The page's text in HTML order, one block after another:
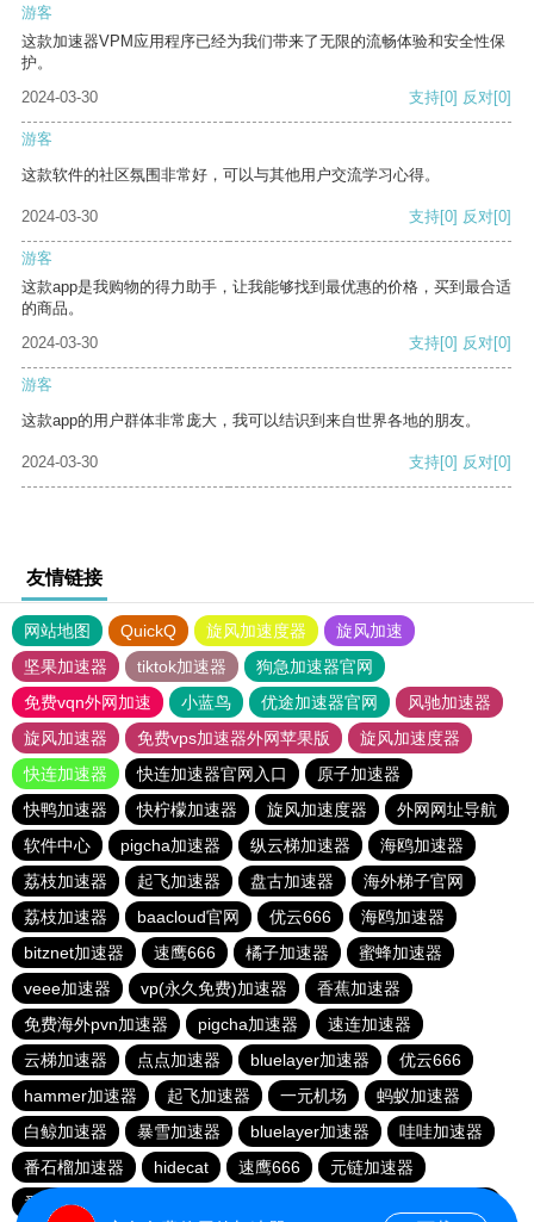
游客
这款加速器VPM应用程序已经为我们带来了无限的流畅体验和安全性保
护。
2024-03-30
支持[0] 反对[0]
游客
这款软件的社区氛围非常好，可以与其他用户交流学习心得。
2024-03-30 支持[0] 反对[0]
游客
这款app是我购物的得力助手，让我能够找到最优惠的价格，买到最合适
的商品。
2024-03-30
支持[0] 反对[0]
游客
这款app的用户群体非常庞大，我可以结识到来自世界各地的朋友。
2024-03-30 支持[0] 反对[0]
友情链接
网站地图 QuickQ 旋风加速度器
旋风加速
坚果加速器
tiktok加速器
狗急加速器官网
免费vqn外网加速
小蓝鸟 优途加速器官网
风驰加速器
旋风加速器
免费vps加速器外网苹果版
旋风加速度器
快连加速器
快连加速器官网入口
原子加速器
快鸭加速器
快柠檬加速器 旋风加速度器
外网网址导航
软件中心
pigcha加速器 纵云梯加速器
海鸥加速器
荔枝加速器
起飞加速器 盘古加速器
海外梯子官网
荔枝加速器
baacloud官网 优云666
海鸥加速器
bitznet加速器
速鹰666 橘子加速器
蜜蜂加速器
veee加速器
vp(永久免费)加速器
香蕉加速器
免费海外pvn加速器
pigcha加速器
速连加速器
云梯加速器
点点加速器 bluelayer加速器
优云666
hammer加速器
起飞加速器 一元机场
蚂蚁加速器
白鲸加速器
暴雪加速器 bluelayer加速器
哇哇加速器
番石榴加速器
hidecat 速鹰666
元链加速器
番石榴加速器